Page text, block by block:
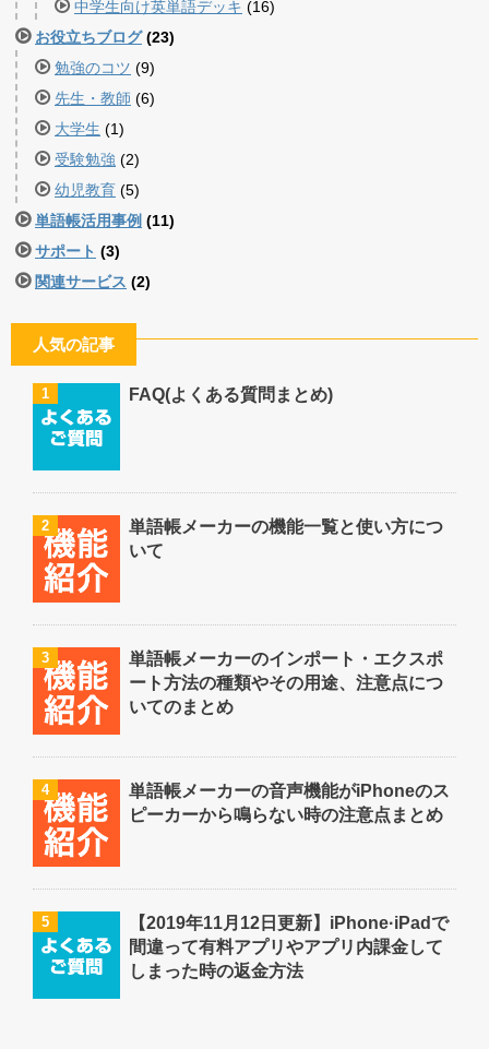
中学生向け英単語デッキ (16)
お役立ちブログ(23)
勉強のコツ (9)
先生・教師 (6)
大学生 (1)
受験勉強 (2)
幼児教育 (5)
単語帳活用事例 (11)
サポート (3)
関連サービス (2)
人気の記事
1 FAQ(よくある質問まとめ)
2
単語帳メーカーの機能一覧と使い方につ
いて
3
単語帳メーカーのインポート・エクスポ
ート方法の種類やその用途、注意点につ
いてのまとめ
4
単語帳メーカーの音声機能がiPhoneのス
ピーカーから鳴らない時の注意点まとめ
5
【2019年11月12日更新】iPhone·iPadで
間違って有料アプリやアプリ内課金して
しまった時の返金方法